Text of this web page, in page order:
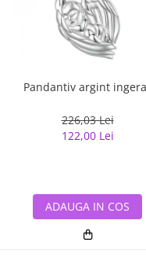
Pandantiv argint
226,03 Lei
122,00 Lei
ADAUGA IN COS